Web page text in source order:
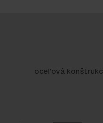
oceľová